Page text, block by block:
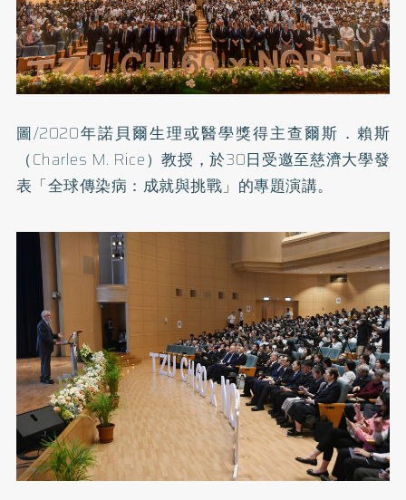
圖/2020年諾貝爾生理或醫學獎得主查爾斯．賴斯
（Charles M. Rice）教授，於30日受邀至慈濟大學發
表「全球傳染病：成就與挑戰」的專題演講。